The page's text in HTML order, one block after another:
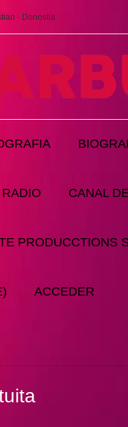
- Donostia
CANAL
PRODUCCTIONS
ACCEDER